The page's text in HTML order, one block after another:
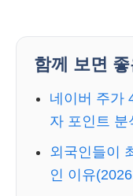
함께 보면
네이버 주가
자 포인트 분
외국인들이
인 이유